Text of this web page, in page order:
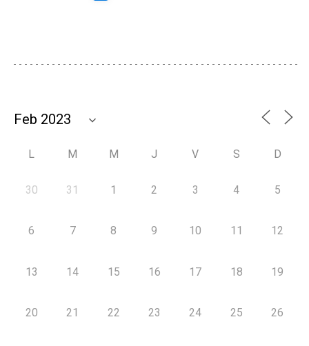
L M M J V S D
30 31 1 2 3 4 5
6 7 8 9 10 11 12
13 14 15 16 17 18 19
20 21 22 23 24 25 26